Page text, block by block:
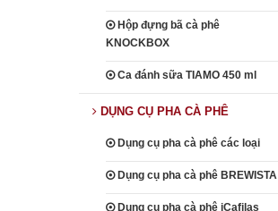
Hộp đựng bã cà phê
KNOCKBOX
Ca đánh sữa TIAMO 450 ml
DỤNG CỤ PHA CÀ PHÊ
Dụng cụ pha cà phê các loại
Dụng cụ pha cà phê BREWISTA
Dụng cụ pha cà phê iCafilas